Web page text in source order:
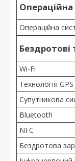
Операційна
Бездротові
Wi-Fi
Технологія GPS
Супутникова
Bluetooth
NFC
Бездротова